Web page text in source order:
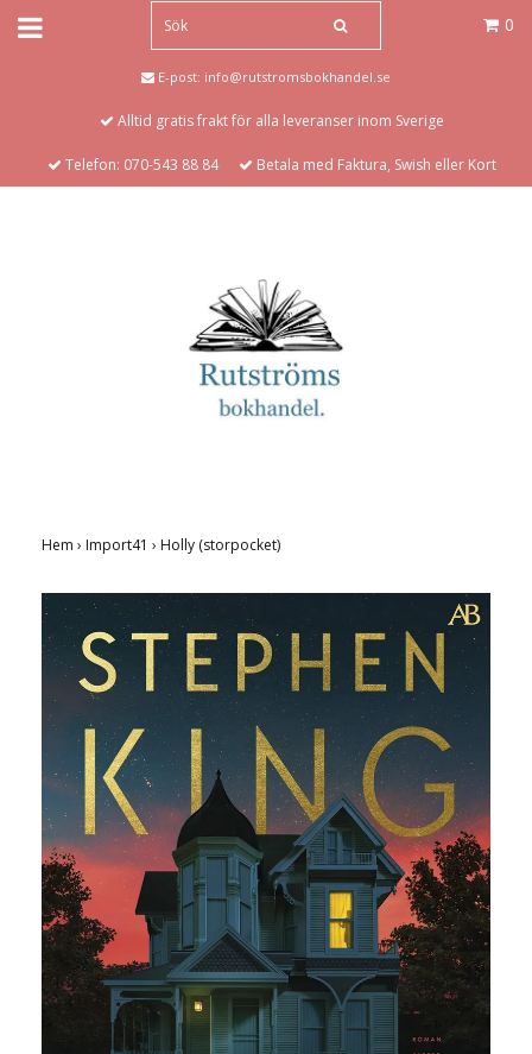
0
E-post: info@rutstromsbokhandel.se
Alltid gratis frakt för alla leveranser inom Sverige
Telefon: 070-543 88 84 Betala med Faktura, Swish eller Kort
Hem › Import41 › Holly (storpocket)